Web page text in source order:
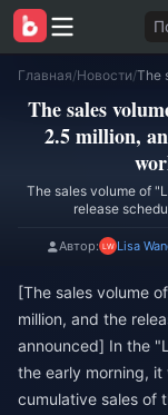
Главная/Новости/
The sales
2.5 million,
The sales volume of
release
Автор: Lisa
[The sales volume
million, and the
announced] In the
the early morning,
cumulative sales of